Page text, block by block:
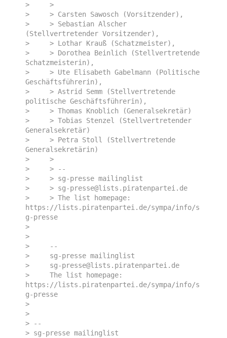
>     >
>     > Carsten Sawosch (Vorsitzender),
>     > Sebastian Alscher
(Stellvertretender Vorsitzender),
>     > Lothar Krauß (Schatzmeister),
>     > Dorothea Beinlich (Stellvertretende
Schatzmeisterin),
>     > Ute Elisabeth Gabelmann (Politische
Geschäftsführerin),
>     > Astrid Semm (Stellvertretende
politische Geschäftsführerin),
>     > Thomas Knoblich (Generalsekretär)
>     > Tobias Stenzel (Stellvertretender
Generalsekretär)
>     > Petra Stoll (Stellvertretende
Generalsekretärin)
>     >
>     > --
>     > sg-presse mailinglist
>     > sg-presse@lists.piratenpartei.de
>     > The list homepage:
https://lists.piratenpartei.de/sympa/info/s
g-presse
>
>
>     --
>     sg-presse mailinglist
>     sg-presse@lists.piratenpartei.de
>     The list homepage:
https://lists.piratenpartei.de/sympa/info/s
g-presse
>
>
> --
> sg-presse mailinglist